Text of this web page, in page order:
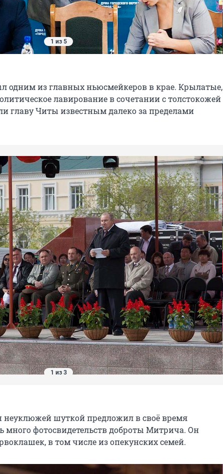
1 из 5
одним из главных ньюсмейкеров в крае. Крылатые,
лавирование в сочетании с толстокожей
главу Читы известным далеко за пределами
1 из 3
неуклюжей шуткой предложил в своё время
много фотосвидетельств доброты Митрича. Он
в том числе из опекунских семей.